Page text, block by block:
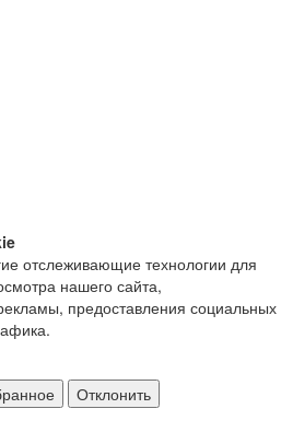
отслеживающие технологии для
нашего сайта,
предоставления социальных
Отклонить